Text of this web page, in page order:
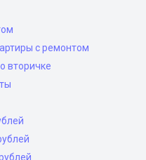
с ремонтом
вторичке